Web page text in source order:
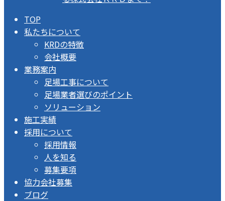
TOP
私たちについて
KRDの特徴
会社概要
業務案内
足場工事について
足場業者選びのポイント
ソリューション
施工実績
採用について
採用情報
人を知る
募集要項
協力会社募集
ブログ